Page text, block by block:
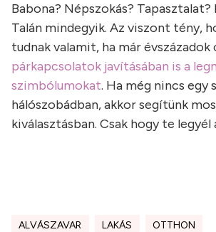
Babona? Népszokás?
Talán mindegyik. Az viszont tény,
tudnak valamit, ha már évszázadok
párkapcsolatok javításában is a
szimbólumokat. Ha még nincs egy
hálószobádban, akkor segítünk
kiválasztásban. Csak hogy te
ALVÁSZAVAR LAKÁS OTTHON